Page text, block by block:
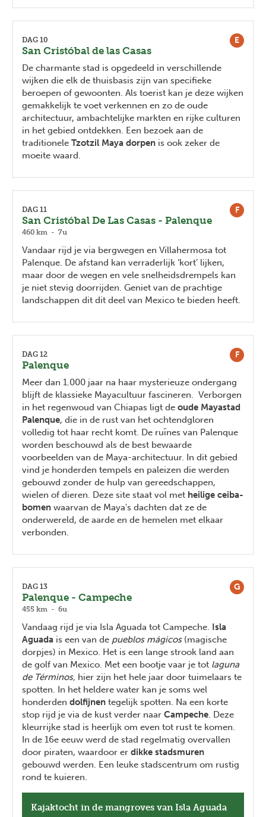
E
DAG 10
San Cristóbal de las Casas
De charmante stad is opgedeeld in verschillende
wijken die elk de thuisbasis zijn van specifieke
beroepen of gewoonten. Als toerist kan je deze wijken
gemakkelijk te voet verkennen en zo de oude
architectuur, ambachtelijke markten en rijke culturen
in het gebied ontdekken. Een bezoek aan de
traditionele Tzotzil Maya dorpen is ook zeker de
moeite waard.
F
DAG 11
San Cristóbal De Las Casas - Palenque
460 km - 7u
Vandaar rijd je via bergwegen en Villahermosa tot
Palenque. De afstand kan verraderlijk ‘kort’ lijken,
maar door de wegen en vele snelheidsdrempels kan
je niet stevig doorrijden. Geniet van de prachtige
landschappen dit dit deel van Mexico te bieden heeft.
F
DAG 12
Palenque
Meer dan 1.000 jaar na haar mysterieuze ondergang
blijft de klassieke Mayacultuur fascineren. Verborgen
in het regenwoud van Chiapas ligt de oude Mayastad
Palenque, die in de rust van het ochtendgloren
volledig tot haar recht komt. De ruïnes van Palenque
worden beschouwd als de best bewaarde
voorbeelden van de Maya-architectuur. In dit gebied
vind je honderden tempels en paleizen die werden
gebouwd zonder de hulp van gereedschappen,
wielen of dieren. Deze site staat vol met heilige ceiba-
bomen waarvan de Maya's dachten dat ze de
onderwereld, de aarde en de hemelen met elkaar
verbonden.
G
DAG 13
Palenque - Campeche
455 km - 6u
Vandaag rijd je via Isla Aguada tot Campeche. Isla
Aguada is een van de pueblos mágicos (magische
dorpjes) in Mexico. Het is een lange strook land aan
de golf van Mexico. Met een bootje vaar je tot laguna
de Términos, hier zijn het hele jaar door tuimelaars te
spotten. In het heldere water kan je soms wel
honderden dolfijnen tegelijk spotten. Na een korte
stop rijd je via de kust verder naar Campeche. Deze
kleurrijke stad is heerlijk om even tot rust te komen.
In de 16e eeuw werd de stad regelmatig overvallen
door piraten, waardoor er dikke stadsmuren
gebouwd werden. Een leuke stadscentrum om rustig
rond te kuieren.
Kajaktocht in de mangroves van Isla Aguada
Previous